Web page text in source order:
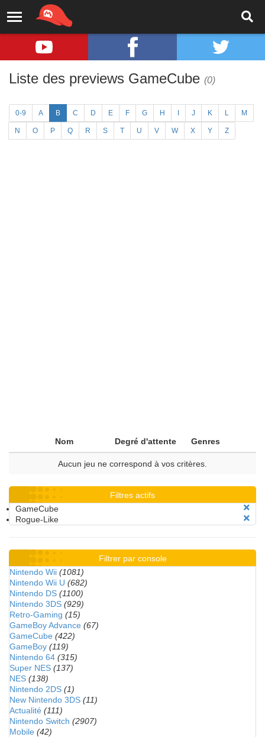
Liste des previews GameCube (0)
0-9 A B C D E F G H J K L M
N O P Q R S T U V W X Y Z
Nom Degré d'attente Genres
Aucun jeu ne correspond à vos critères.
Filtres actifs
GameCube
Rogue-Like
Filtrer par console
Nintendo Wii (1081)
Nintendo Wii U (682)
Nintendo DS (1100)
Nintendo 3DS (929)
Retro-Gaming (15)
GameBoy Advance (67)
GameCube (422)
GameBoy (119)
Nintendo 64 (315)
Super NES (137)
NES (138)
Nintendo 2DS (1)
New Nintendo 3DS (11)
Actualité (111)
Nintendo Switch (2907)
Mobile (42)